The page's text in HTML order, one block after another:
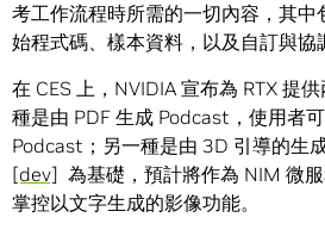
考工作流程時所需的一切內容，其中
始程式碼、樣本資料，以及自訂與協
在 CES 上，NVIDIA 宣布為 RTX 提
種是由 PDF 生成 Podcast，使用者
Podcast；另一種是由 3D 引導的生
[dev] 為基礎，預計將作為 NIM 微
掌控以文字生成的影像功能。